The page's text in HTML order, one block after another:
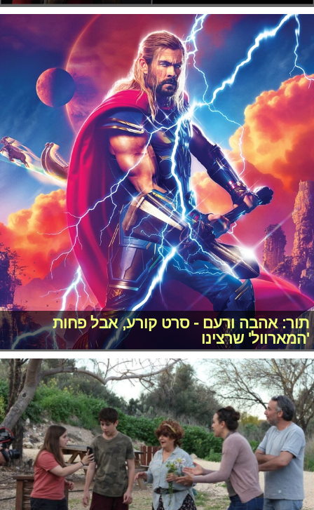
תור: אהבה ורעם - סרט קורע, אבל פחות
'המארוול' שרצינו